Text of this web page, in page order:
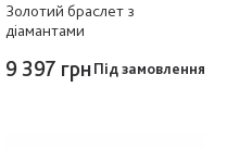
Золотий браслет з
діамантами
9 397 грнПід замовлення